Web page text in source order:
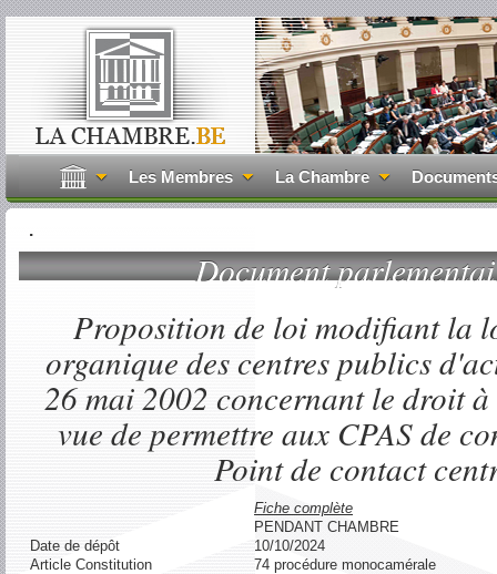
Les Membres La Chambre
.
Document
Proposition de loi modifiant la
organique des centres publics
26 mai 2002 concernant le droit
vue de permettre aux CPAS de
Point de contact
Fiche complète
PENDANT CHAMBRE
Date de dépôt
10/10/2024
Article Constitution
74 procédure monocamérale